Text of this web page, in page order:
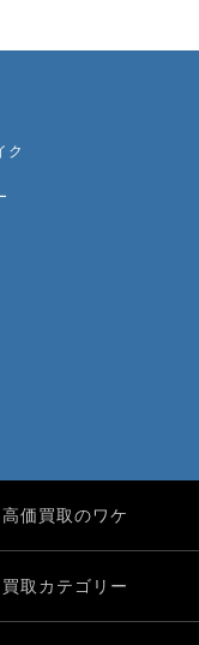
ク
高価買取のワケ
買取カテゴリー